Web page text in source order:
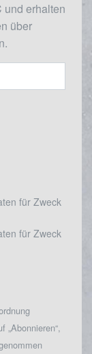
und erhalten
über
für Zweck
für Zweck
„Abonnieren“,